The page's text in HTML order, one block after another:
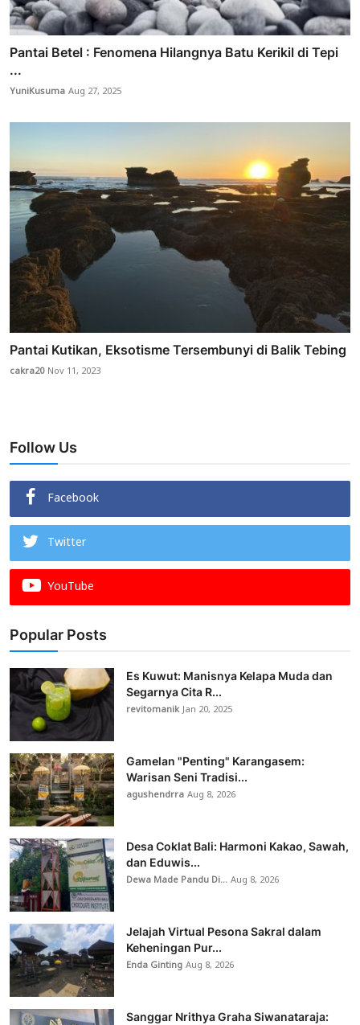
Pantai Betel : Fenomena Hilangnya Batu Kerikil di Tepi
...
YuniKusumaAug 27, 2025
Pantai Kutikan, Eksotisme Tersembunyi di Balik Tebing
cakra20 Nov 11, 2023
Follow Us
Facebook
Twitter
YouTube
Popular Posts
Es Kuwut: Manisnya Kelapa Muda dan
Segarnya Cita R...
revitomanikJan 20, 2025
Gamelan "Penting" Karangasem:
Warisan Seni Tradisi...
agushendrraAug 8, 2026
Desa Coklat Bali: Harmoni Kakao, Sawah,
dan Eduwis...
Dewa Made Pandu Di...Aug 8, 2026
Jelajah Virtual Pesona Sakral dalam
Keheningan Pur...
Enda GintingAug 8, 2026
Sanggar Nrithya Graha Siwanataraja: